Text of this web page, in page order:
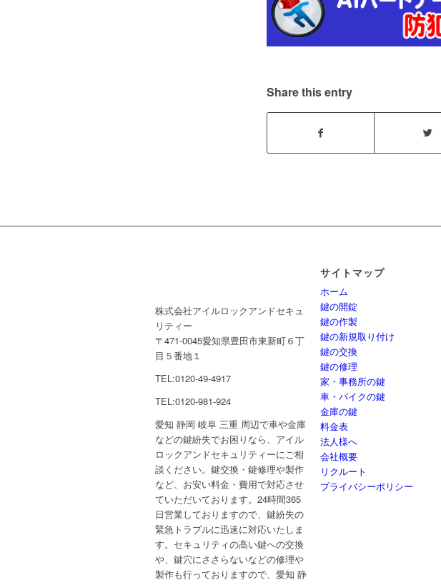
Share this entry
株式会社アイルロックアンドセキュ
リティー
〒471-0045愛知県豊田市東新町６丁
目５番地１
TEL:0120-49-4917
TEL:0120-981-924
愛知 静岡 岐阜 三重 周辺で車や金庫
などの鍵紛失でお困りなら、アイル
ロックアンドセキュリティーにご相
談ください。鍵交換・鍵修理や製作
など、お安い料金・費用で対応させ
ていただいております。24時間365
日営業しておりますので、鍵紛失の
緊急トラブルに迅速に対応いたしま
す。セキュリティの高い鍵への交換
や、鍵穴にささらないなどの修理や
製作も行っておりますので、愛知 静
サイトマップ
ホーム
鍵の開錠
鍵の作製
鍵の新規取り付け
鍵の交換
鍵の修理
家・事務所の鍵
車・バイクの鍵
金庫の鍵
料金表
法人様へ
会社概要
リクルート
プライバシーポリシー